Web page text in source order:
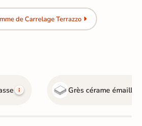
de Carrelage Terrazzo
Grès cérame émaillé